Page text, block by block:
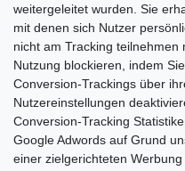
weitergeleitet wurden. Sie
mit denen sich Nutzer
nicht am Tracking
Nutzung blockieren, indem
Conversion-Trackings über
Nutzereinstellungen
Conversion-Tracking
Google Adwords auf Grund
einer zielgerichteten Werbung